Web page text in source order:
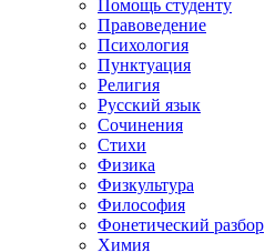
Помощь студенту
Правоведение
Психология
Пунктуация
Религия
Русский язык
Сочинения
Стихи
Физика
Физкультура
Философия
Фонетический разбор
Химия